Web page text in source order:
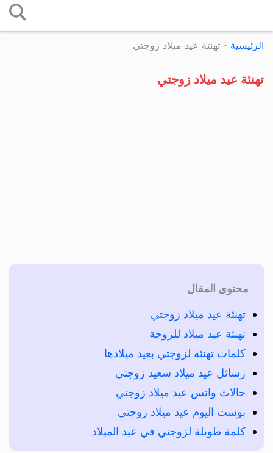
إلى
المحتوى
الرئيسية - تهنئة عيد ميلاد زوجتي
تهنئة عيد ميلاد زوجتي
محتوى المقال
تهنئة عيد ميلاد زوجتي
تهنئة عيد ميلاد للزوجة
كلمات تهنئة لزوجتي بعيد ميلادها
رسائل عيد ميلاد سعيد زوجتي
حالات واتس عيد ميلاد زوجتي
بوست اليوم عيد ميلاد زوجتي
كلمة طويلة لزوجتي في عيد الميلاد